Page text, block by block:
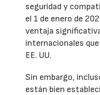
seguridad y
el 1 de enero de
ventaja
internacionales
EE. UU.
Sin embargo,
están bien